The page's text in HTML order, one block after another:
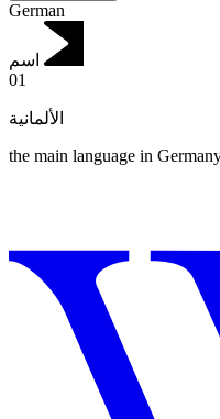
German
اسم
01
الألمانية
the main language in